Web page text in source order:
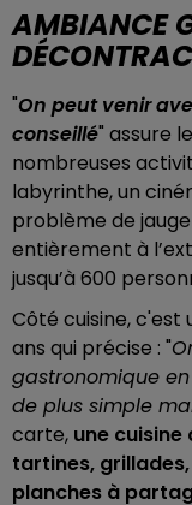
AMBIANCE
"On peut venir
conseillé" assure
nombreuses
labyrinthe, un
problème de
entièrement à
jusqu’à 600
Côté cuisine, c'est
ans qui précise : "
gastronomique
de plus simple
carte, une
tartines,
planches à